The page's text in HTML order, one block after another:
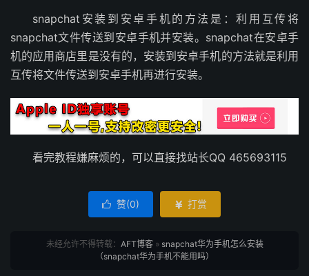
snapchat安装到安卓手机的方法是：利用互传将
snapchat文件传送到安卓手机并安装。snapchat在安卓手
机的应用商店里是没有的，安装到安卓手机的方法就是利用
互传将文件传送到安卓手机再进行安装。
看完教程嫌麻烦的，可以直接找站长QQ 465693115
 赞(0)  打赏
未经允许不得转载： AFT博客» snapchat华为手机怎么安装
（snapchat华为手机不能用吗）